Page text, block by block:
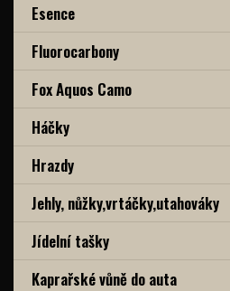
Esence
Fluorocarbony
Fox Aquos Camo
Háčky
Hrazdy
Jehly, nůžky,vrtáčky,utahováky
Jídelní tašky
Kaprařské vůně do auta